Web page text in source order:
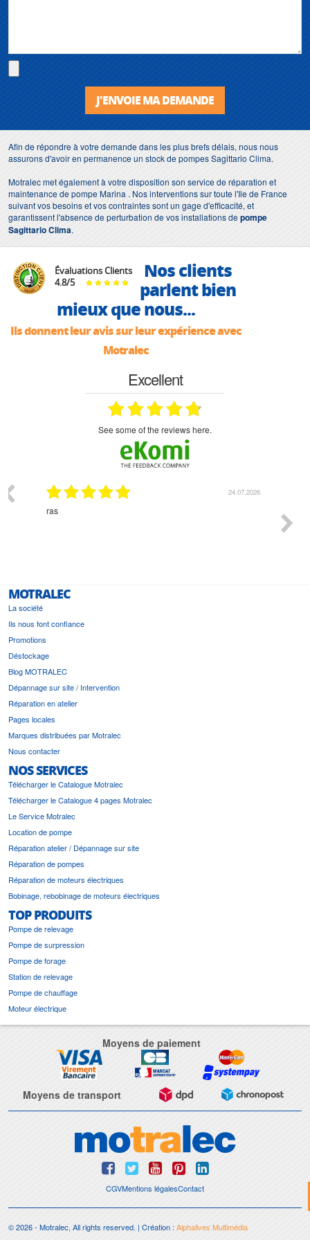
J'ENVOIE MA DEMANDE
Afin de répondre à votre demande dans les plus brefs délais, nous nous
assurons d'avoir en permanence un stock de pompes Sagittario Clima.
Motralec met également à votre disposition son service de réparation et
maintenance de pompe Marina . Nos interventions sur toute l'Ile de France
suivant vos besoins et vos contraintes sont un gage d'efficacité, et
garantissent l'absence de perturbation de vos installations depompe
Sagittario Clima.
Évaluations Clients
4.8/5
Nos clients
parlent bien
mieux que nous...
Ils donnent leur avis sur leur expérience avec
Motralec
Excellent
see some of the reviews here.
24.07.2026
ras
MOTRALEC
La société
Ils nous font confiance
Promotions
Déstockage
Blog MOTRALEC
Dépannage sur site / Intervention
Réparation en atelier
Pages locales
Marques distribuées par Motralec
Nous contacter
NOS SERVICES
Télécharger le Catalogue Motralec
Télécharger le Catalogue 4 pages Motralec
Le Service Motralec
Location de pompe
Réparation atelier / Dépannage sur site
Réparation de pompes
Réparation de moteurs électriques
Bobinage, rebobinage de moteurs électriques
TOP PRODUITS
Pompe de relevage
Pompe de surpression
Pompe de forage
Station de relevage
Pompe de chauffage
Moteur électrique
Moyens de paiement
Moyens de transport
CGVMentions légalesContact
© 2026 - Motralec, All rights reserved. | Création :Alphalives Multimédia